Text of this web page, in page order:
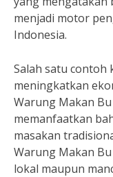
menjadi motor
Indonesia.
Salah satu contoh
meningkatkan
Warung Makan
memanfaatkan
masakan
Warung Makan
lokal maupun